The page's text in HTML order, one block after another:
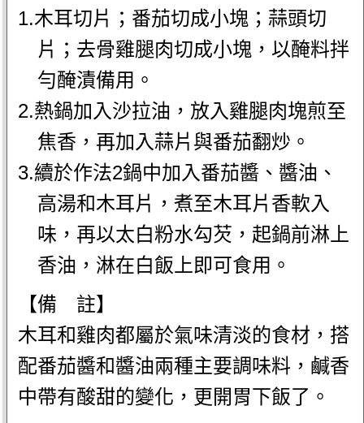
1.木耳切片；番茄切成小塊；蒜頭切
片；去骨雞腿肉切成小塊，以醃料拌
勻醃漬備用。
2.熱鍋加入沙拉油，放入雞腿肉塊煎至
焦香，再加入蒜片與番茄翻炒。
3.續於作法2鍋中加入番茄醬、醬油、
高湯和木耳片，煮至木耳片香軟入
味，再以太白粉水勾芡，起鍋前淋上
香油，淋在白飯上即可食用。
【備 註】
木耳和雞肉都屬於氣味清淡的食材，搭
配番茄醬和醬油兩種主要調味料，鹹香
中帶有酸甜的變化，更開胃下飯了。